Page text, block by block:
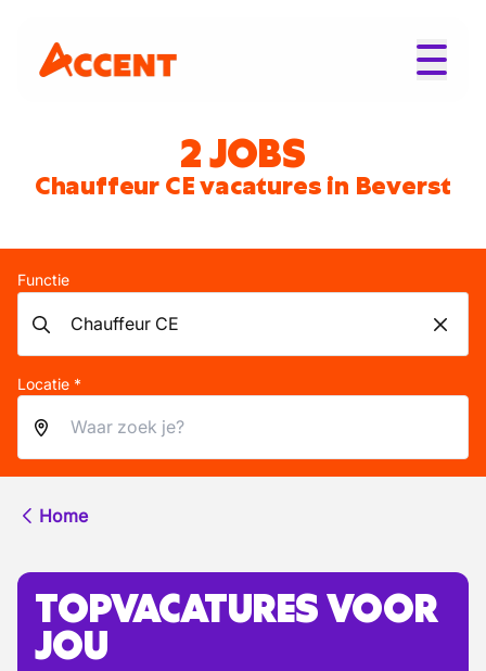
2 JOBS
Chauffeur CE vacatures in Beverst
Functie
Locatie *
Home
TOPVACATURES VOOR
JOU